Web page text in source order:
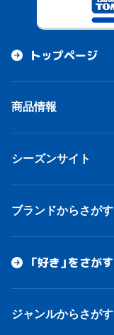
トップページ
商品情報
シーズンサイト
ブランドからさがす
「好き」をさがす
ジャンルからさがす